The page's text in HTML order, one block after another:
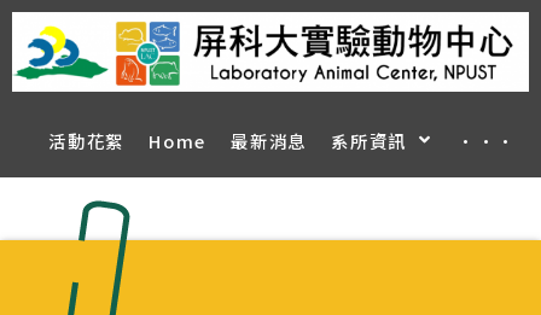
活動花絮 Home 最新消息 系所資訊 ···